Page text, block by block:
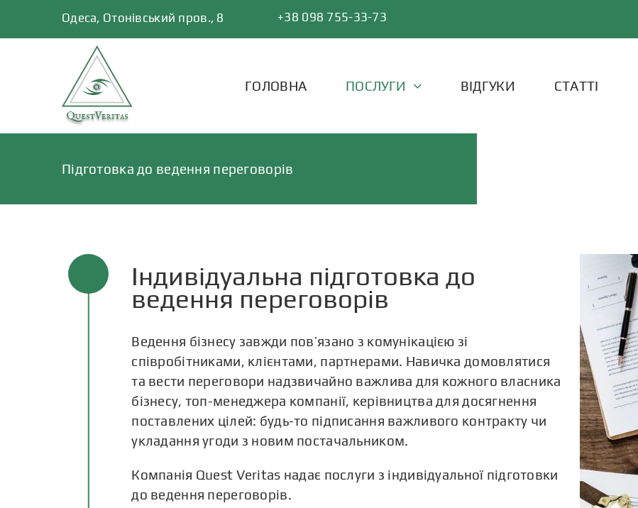
Одеса, Отонівський пров., 8 +38 098 755-33-73
ГОЛОВНА ПОСЛУГИ ВІДГУКИ СТАТТІ
Підготовка до ведення переговорів
Індивідуальна підготовка до
ведення переговорів
Ведення бізнесу завжди пов’язано з комунікацією зі
співробітниками, клієнтами, партнерами. Навичка домовлятися
та вести переговори надзвичайно важлива для кожного власника
бізнесу, топ-менеджера компанії, керівництва для досягнення
поставлених цілей: будь-то підписання важливого контракту чи
укладання угоди з новим постачальником.
Компанія Quest Veritas надає послуги з індивідуальної підготовки
до ведення переговорів.